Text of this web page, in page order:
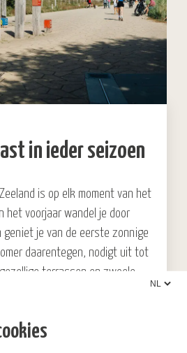
in ieder seizoen
is op elk moment van het
het voorjaar wandel je door
geniet je van de eerste zonnige
daarentegen, nodigt uit tot
terrassen en zwoele
juist perfect is om lekker uit